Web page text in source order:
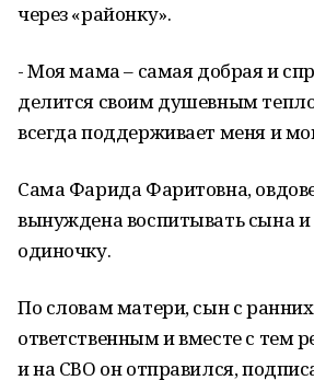
через «районку».
- Моя мама – самая добрая и
делится своим душевным
всегда поддерживает меня и
Сама Фарида Фаритовна,
вынуждена воспитывать сына
одиночку.
По словам матери, сын с
ответственным и вместе с тем
и на СВО он отправился,